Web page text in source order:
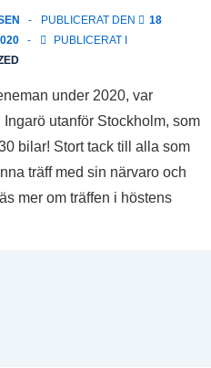
PUBLICERAT DEN
18
PUBLICERAT I
under 2020, var
Ingarö utanför Stockholm, som
bilar! Stort tack till alla som
träff med sin närvaro och
mer om träffen i höstens